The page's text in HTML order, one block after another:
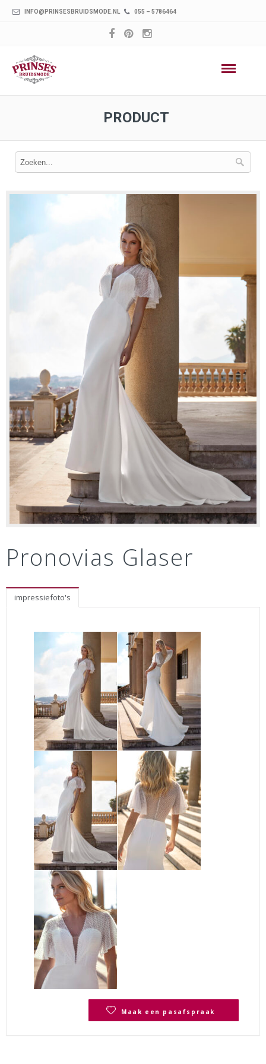
INFO@PRINSESBRUIDSMODE.NL 055 – 5786464
PRODUCT
Pronovias Glaser
impressiefoto's
Maak een pasafspraak